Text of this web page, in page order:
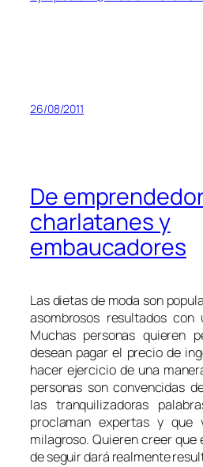
26/08/2011
De
charlatanes y
embaucadores
Las dietas de moda son
asombrosos resultados con
Muchas personas quieren
desean pagar el precio de
hacer ejercicio de una
personas son convencidas
las tranquilizadoras
proclaman expertas y que
milagroso. Quieren creer
de seguir dará realmente